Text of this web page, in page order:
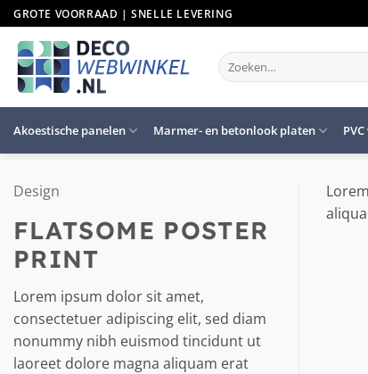
Ga
naar
inhoud
GROTE VOORRAAD | SNELLE LEVERING
Zoeken
naar:
Akoestische panelen Marmer- en betonlook platen
Design
FLATSOME POSTER
PRINT
Lorem ipsum dolor sit amet,
consectetuer adipiscing elit, sed diam
nonummy nibh euismod tincidunt ut
laoreet dolore magna aliquam erat